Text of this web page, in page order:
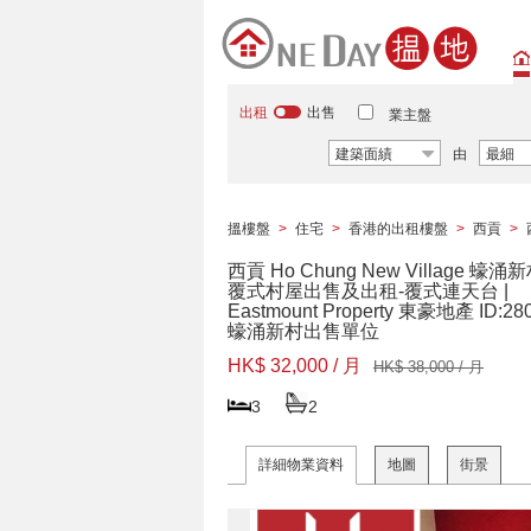
出租 出售 業主盤
建築面績 由 最細
搵樓盤 > 住宅 > 香港的出租樓盤 > 西貢 >
西貢 Ho Chung New Village 蠔涌新
覆式村屋出售及出租-覆式連天台 |
Eastmount Property 東豪地產
蠔涌新村出售單位
HK$ 32,000 / 月
HK$ 38,000 / 月
3 2
詳細物業資料 地圖 街景